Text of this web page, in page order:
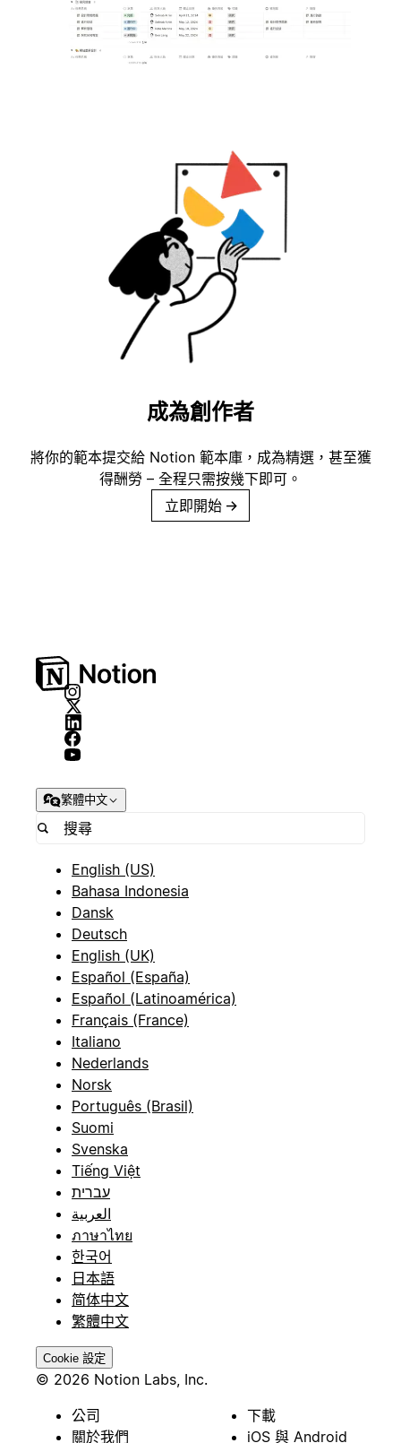
成為創作者
將你的範本提交給 Notion 範本庫，成為精選，甚至獲
得酬勞 – 全程只需按幾下即可。
立即開始 →
繁體中文
English (US)
Bahasa Indonesia
Dansk
Deutsch
English (UK)
Español (España)
Español (Latinoamérica)
Français (France)
Italiano
Nederlands
Norsk
Português (Brasil)
Suomi
Svenska
Tiếng Việt
עברית
العربية
ภาษาไทย
한국어
日本語
简体中文
繁體中文
Cookie 設定
© 2026 Notion Labs, Inc.
公司
關於我們
下載
iOS 與 Android